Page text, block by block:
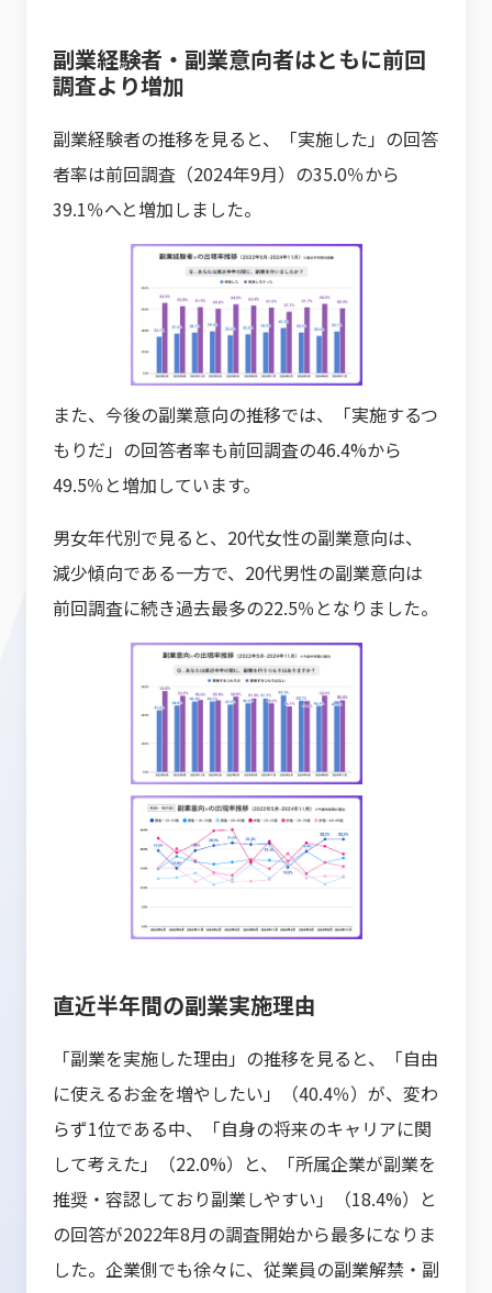
副業経験者・副業意向者はともに前回
調査より増加
副業経験者の推移を見ると、「実施した」の回答
者率は前回調査（2024年9月）の35.0％から
39.1％へと増加しました。
また、今後の副業意向の推移では、「実施するつ
もりだ」の回答者率も前回調査の46.4%から
49.5％と増加しています。
男女年代別で見ると、20代女性の副業意向は、
減少傾向である一方で、20代男性の副業意向は
前回調査に続き過去最多の22.5％となりました。
直近半年間の副業実施理由
「副業を実施した理由」の推移を見ると、「自由
に使えるお金を増やしたい」（40.4％）が、変わ
らず1位である中、「自身の将来のキャリアに関
して考えた」（22.0%）と、「所属企業が副業を
推奨・容認しており副業しやすい」（18.4%）と
の回答が2022年8月の調査開始から最多になりま
した。企業側でも徐々に、従業員の副業解禁・副